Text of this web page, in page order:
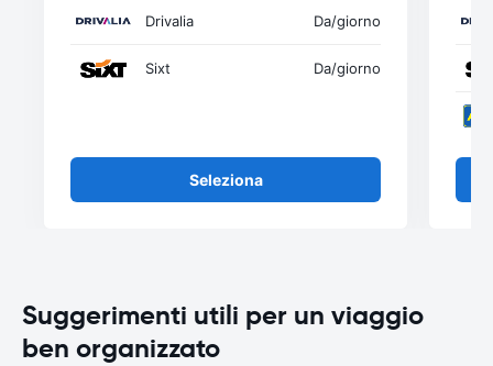
Drivalia Da/giorno
Sixt Da/giorno
Seleziona
Suggerimenti utili per un viaggio
ben organizzato